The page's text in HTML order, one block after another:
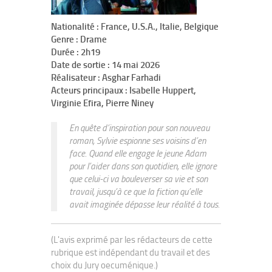
Nationalité : France, U.S.A., Italie, Belgique
Genre : Drame
Durée : 2h19
Date de sortie : 14 mai 2026
Réalisateur : Asghar Farhadi
Acteurs principaux : Isabelle Huppert,
Virginie Efira, Pierre Niney
En quête d’inspiration pour son nouveau
roman, Sylvie espionne ses voisins d’en
face. Quand elle engage le jeune Adam
pour l’aider dans son quotidien, elle ignore
que celui-ci va bouleverser sa vie et son
travail, jusqu’à ce que la fiction qu’elle
avait imaginée dépasse leur réalité à tous.
(L'avis exprimé par les rédacteurs de cette
rubrique est indépendant du travail et des
choix du Jury oecuménique.)